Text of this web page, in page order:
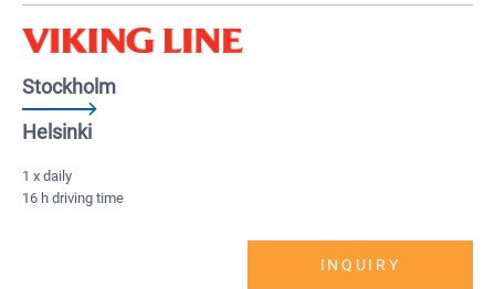
Stockholm
Helsinki
1 x daily
16 h driving time
INQUIRY